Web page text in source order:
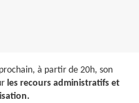
à partir de 20h, son
les recours administratifs et